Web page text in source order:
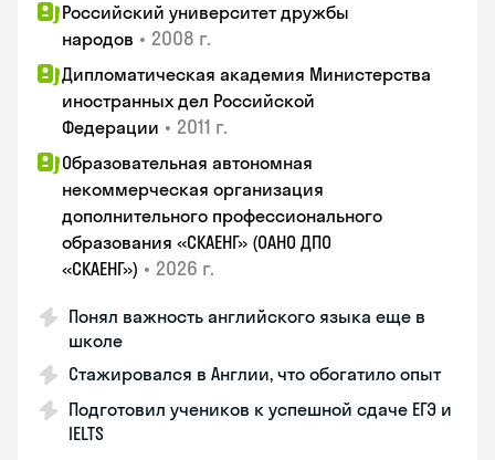
Российский университет дружбы
народов • 2008 г.
Дипломатическая академия Министерства
иностранных дел Российской
Федерации • 2011 г.
Образовательная автономная
некоммерческая организация
дополнительного профессионального
образования «СКАЕНГ» (ОАНО ДПО
«СКАЕНГ») • 2026 г.
Понял важность английского языка еще в
школе
Стажировался в Англии, что обогатило опыт
Подготовил учеников к успешной сдаче ЕГЭ и
IELTS